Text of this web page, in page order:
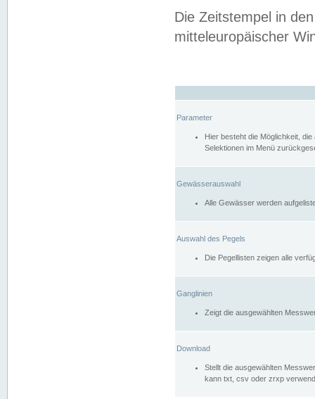
Die Zeitstempel in
mitteleuropäischer
Parameter
Hier besteht die Möglichkeit,
Selektionen im Menü
Gewässerauswahl
Alle Gewässer werden
Auswahl des Pegels
Die Pegellisten zeigen alle
Ganglinien
Zeigt die ausgewählten
Download
Stellt die ausgewählten
kann txt, csv oder zrxp